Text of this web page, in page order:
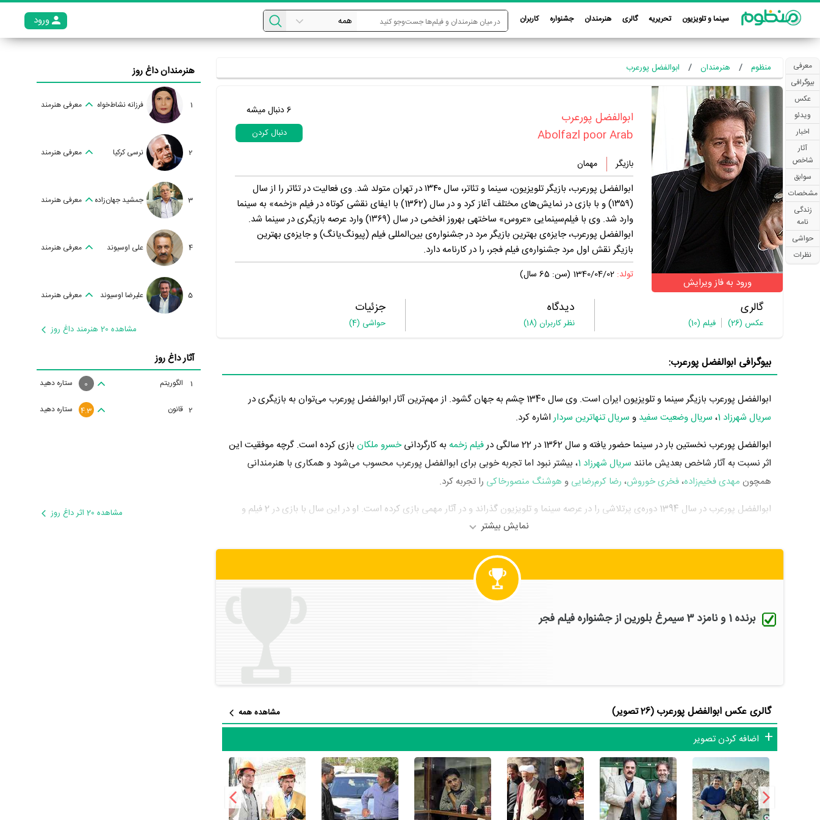
سینما و تلویزیون تحریریه گالری هنرمندان جشنواره کاربران ورود
معرفی
بیوگرافی
عکس
ویدئو
اخبار
آثار
شاخص
سوابق
مشخصات
زندگی
نامه
حواشی
نظرات
منظوم هنرمندان ابوالفضل پورعرب
ورود به فاز ویرایش
‏ابوالفضل پورعرب‏
Abolfazl poor Arab
6دنبال میشه
دنبال کردن
بازیگر مهمان
ابوالفضل پورعرب، بازیگر تلویزیون، سینما و تئاتر، سال ۱۳۴۰ در تهران متولد شد. وی فعالیت در تئاتر را از سال
(۱۳۵۹) و با بازی در نمایش‌های مختلف آغاز کرد و در سال (1362) با ایفای نقشی کوتاه در فیلم «زخمه» به سینما
وارد شد. وی با فیلم‌سینمایی «عروس» ساخته‎ی بهروز افخمی در سال (۱۳۶۹) وارد عرصه بازیگری در سینما شد.
ابوالفضل پورعرب، جایزه‌ی بهترین بازیگر مرد در جشنواره‌ی بین‌المللی فیلم (پیونگ‌یانگ) و جایزه‌ی بهترین
بازیگر نقش اول مرد جشنواره‌ی فیلم فجر، را در کارنامه دارد.
تولد:
گالری
عکس (26) فیلم (10)
دیدگاه
نظر کاربران (18)
جزئیات
حواشی (4)
بیوگرافی ابوالفضل پورعرب:
ابوالفضل پورعرب بازیگر سینما و تلویزیون ایران است. وی سال 1340 چشم به جهان گشود. از مهم‌ترین آثار ابوالفضل پورعرب می‌توان به بازیگری در
سریال شهرزاد 1 ، سریال وضعیت سفید و سریال تنهاترین سرداراشاره کرد.
ابوالفضل پورعرب نخستین بار در سینما حضور یافته و سال 1362 در 22 سالگی در
فیلم زخمه به کارگردانیخسرو ملکان بازی کرده است. گرچه موفقیت این
اثر نسبت به آثار شاخص بعدیش مانند سریال شهرزاد 1 ، بیشتر نبود اما تجربه خوبی برای ابوالفضل پورعرب محسوب می‌شود و همکاری با هنرمندانی
همچون مهدی فخیم‌زاده،فخری خوروش، رضا کرم‌رضایی و هوشنگ منصورخاکی را تجربه کرد.
ابوالفضل پورعرب در سال 1394 دوره‌ی پرتلاشی را در عرصه سینما و تلویزیون گذراند و در آثار مهمی بازی کرده است. او در این سال با بازی در 2 فیلم و
سریال مهم سینما و تلویزیون خود را به مردم معرفی کرد. آثار مهم ابوالفضل پورعرب در این سال، بازیگری در
فیلم سایه های موازیبه کارگردانیاصغر نعیمیمحسوب می‌شود.
سریال شهرزاد 1
نقش مهمی بازی کرده است که توانست با مهارت خود، آن نقش و همچنین خودش را میان مخاطبان تلویزیون مطرح کند. او در این سریال با
حسن فتحی
همکاری داشته است. ابوالفضل پورعرب توانست با بازی در
بازیگرانی نظیر
علی نصیریان، ترانه علیدوستی سید شهاب حسینی و
حمید
همکاری داشت.
وی تاکنون موفقیت‌های بسیاری در جشنواره‌ها کسب کرده است. ابوالفضل پورعرب سال 1375 در 35 سالگی برای
سعید سهیلی
توانست در 15مین دوره جشنواره فیلم فجر در بخش سودای سیمرغ برای جایزه سیمرغ بلورین نقش اول مرد برنده شود. همچنین ابوالفضل
پورعرب سال 1370 در 30 سالگی برای
جایزه سیمرغ بلورین نقش اول مرد نامزد شود. همچنین ابوالفضل پورعرب سال 1369 در 29 سالگی برای
فیلم عروسبه کارگردانیبهروز افخمیتوانست در
9مین دوره جشنواره فیلم فجر در بخش سودای سیمرغ برای جایزه سیمرغ بلورین نقش اول مرد نامزد شود.
در این سال‌ها ابوالفضل پورعرب با هنرمندان بسیاری تجربه‌ی کار داشته است اما جالب است بدانید که در میان بازیگران رضا کرم‌رضایی با 6 مرتبه، مهتاج
نمایش بیشتر
برنده 1 و نامزد 3 سیمرغ بلورین از جشنواره فیلم فجر
گالری عکس ابوالفضل پورعرب (26 تصویر) مشاهده همه
اضافه کردن تصویر
هنرمندان داغ روز
1 فرزانه نشاط‌خواه معرفی هنرمند
2 نرسی کرکیا معرفی هنرمند
3 جمشید جهان‌زاده معرفی هنرمند
4 علی اوسیوند معرفی هنرمند
5 علیرضا اوسیوند معرفی هنرمند
مشاهده 20 هنرمند داغ روز
آثار داغ روز
1 الگوریتم ستاره دهید 0
2 قانون ستاره دهید 4.3
مشاهده 20 اثر داغ روز